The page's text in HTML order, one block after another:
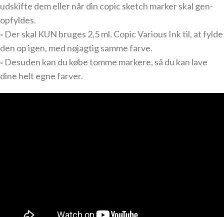
udskifte dem eller når din copic sketch marker skal gen-
opfyldes.
◦ Der skal KUN bruges 2,5 ml. Copic Various Ink til, at fylde
den op igen, med nøjagtig samme farve.
◦ Desuden kan du købe tomme markere, så du kan lave
dine helt egne farver.